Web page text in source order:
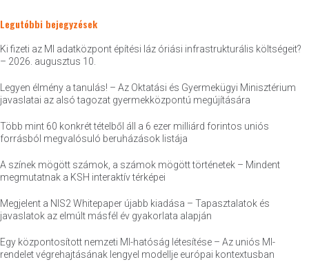
Legutóbbi bejegyzések
Ki fizeti az MI adatközpont építési láz óriási infrastrukturális költségeit?
– 2026. augusztus 10.
Legyen élmény a tanulás! – Az Oktatási és Gyermekügyi Minisztérium
javaslatai az alsó tagozat gyermekközpontú megújítására
Több mint 60 konkrét tételből áll a 6 ezer milliárd forintos uniós
forrásból megvalósuló beruházások listája
A színek mögött számok, a számok mögött történetek – Mindent
megmutatnak a KSH interaktív térképei
Megjelent a NIS2 Whitepaper újabb kiadása – Tapasztalatok és
javaslatok az elmúlt másfél év gyakorlata alapján
Egy központosított nemzeti MI-hatóság létesítése – Az uniós MI-
rendelet végrehajtásának lengyel modellje európai kontextusban